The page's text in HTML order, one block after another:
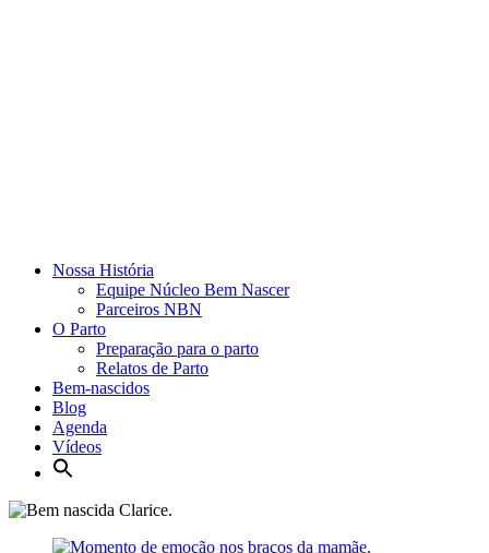
Nossa História
Equipe Núcleo Bem Nascer
Parceiros NBN
O Parto
Preparação para o parto
Relatos de Parto
Bem-nascidos
Blog
Agenda
Vídeos